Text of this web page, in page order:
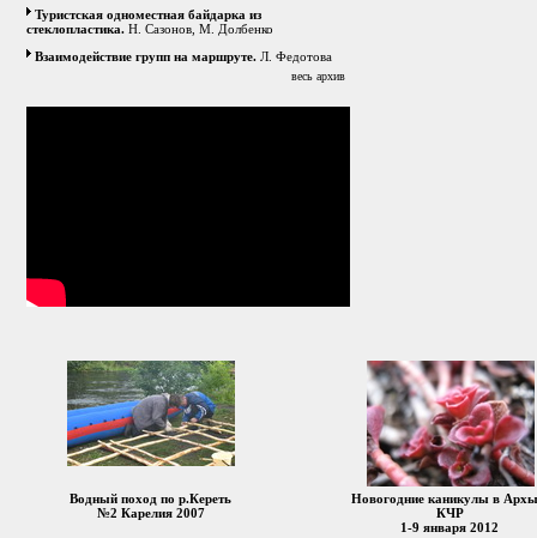
Туристская одноместная байдарка из
стеклопластика. Н. Сазонов, М. Долбенко
Взаимодействие групп на маршруте. Л. Федотова
весь архив
Водный поход по р.Кереть
№2 Карелия 2007
Новогодние каникулы в
КЧР
1-9 января 2012